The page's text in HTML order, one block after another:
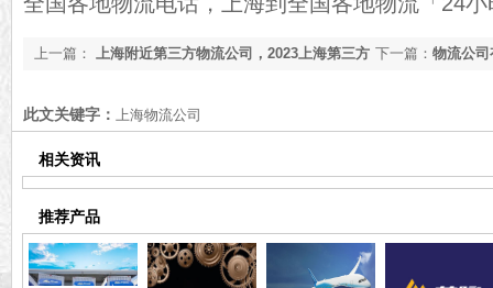
下一篇： 物流公
上一篇： 上海附近第三方物流公司，2023上海第三方
此文关键字： 上海物流公司
相关资讯
推荐产品